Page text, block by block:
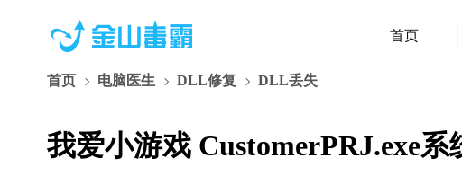
首页
首页 电脑医生 DLL修复 DLL丢失
我爱小游戏 CustomerPRJ.exe